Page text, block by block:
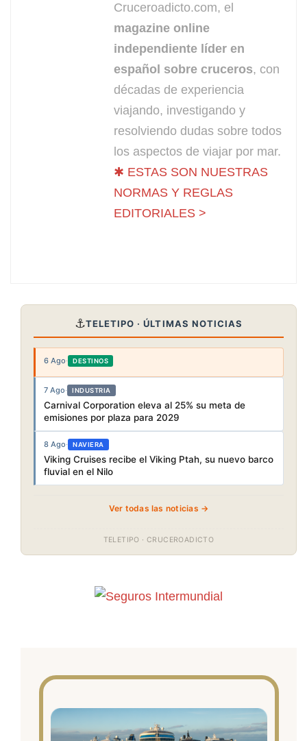
Cruceroadicto.com, el
magazine online
independiente líder en
español sobre cruceros, con
décadas de experiencia
viajando, investigando y
resolviendo dudas sobre todos
los aspectos de viajar por mar.
✱ ESTAS SON NUESTRAS
NORMAS Y REGLAS
EDITORIALES >
⚓TELETIPO · ÚLTIMAS NOTICIAS
6 Ago· DESTINOS
7 Ago· INDUSTRIA
Carnival Corporation eleva al 25% su meta de
emisiones por plaza para 2029
8 Ago· NAVIERA
Viking Cruises recibe el Viking Ptah, su nuevo barco
fluvial en el Nilo
Ver todas las noticias →
TELETIPO · CRUCEROADICTO